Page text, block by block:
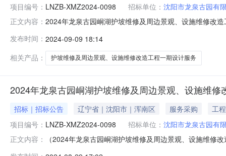
项目编号： LNZB-XMZ2024-0098 招标单位： 沈阳市龙泉古园有
正文内容： 2024年龙泉古园峒湖护坡维修及周边景观、设施维修改
5.66万元(人民币)二、其他公告内容/三、监督部门本招
发布时间： 2024-09-09 18:14
相关产品：
护坡维修及周边景观、设施维修改造工程一期设计服务
2024年龙泉古园峒湖护坡维修及周边景观、设施维修
招标｜招标公告 辽宁省｜沈阳市｜浑南区 服务采购
工程
项目编号： LNZB-XMZ2024-0098 招标单位： 沈阳市龙泉古园有
正文内容：
（2024年龙泉古园峒湖护坡维修及周边景观、设施维